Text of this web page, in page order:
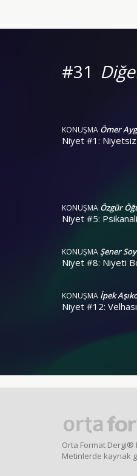
#31
KONUŞMA Ömer
Niyet #1: Niyetsiz
KONUŞMA Özgür
Niyet #5:
KONUŞMAŞener
Niyet #8: Niyeti
KONUŞMA İpek
Niyet #12:
Orta Format Dergi®
Metinlerde kaynak